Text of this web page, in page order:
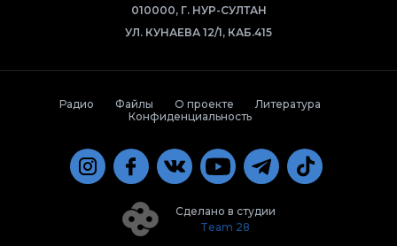
010000, Г. НУР-СУЛТАН
УЛ. КУНАЕВА 12/1, КАБ.415
Радио Файлы О проекте
Литература
Конфиденциальность
Сделано в студии
Team 28